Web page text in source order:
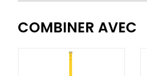
COMBINER AVEC